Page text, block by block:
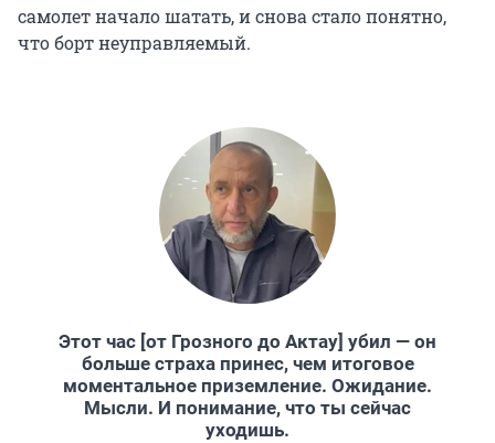
самолет начало шатать, и снова стало понятно,
что борт неуправляемый.
Этот час [от Грозного до Актау] убил — он
больше страха принес, чем итоговое
моментальное приземление. Ожидание.
Мысли. И понимание, что ты сейчас
уходишь.